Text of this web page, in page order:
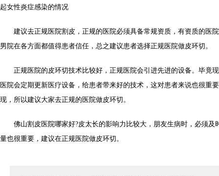
起女性炎症感染的情况
建议去正规医院割皮，正规的医院必须具备常规资质，有资质的医
男院在各方面都值得患者信任，总之建议患者选择正规医院做皮环切。
正规医院的皮环切技术比较好，正规医院会引进先进的设备。毕竟
医院会定期更新医疗设备，给患者带来好的技术，这对患者来说也很重
现，所以建议大家去正规的医院做皮环切。
佛山割皮医院哪家好?皮太长的影响力比较大，朋友生病时，必须及
量也很重要，建议在正规医院做皮环切。